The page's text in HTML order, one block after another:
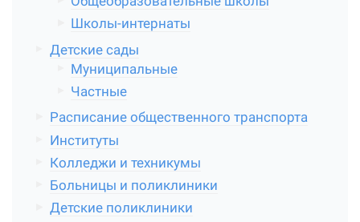
Школы-интернаты
Детские сады
Муниципальные
Частные
Расписание общественного транспорта
Институты
Колледжи и техникумы
Больницы и поликлиники
Детские поликлиники